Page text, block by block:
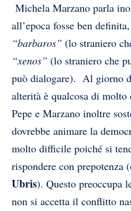
Michela Marzano parla
all’epoca fosse ben
“barbaros” (lo straniero
“xenos” (lo straniero che
può dialogare). Al giorno
alterità è qualcosa di
Pepe e Marzano inoltre
dovrebbe animare la
molto difficile poiché si
rispondere con prepotenza
Ubris). Questo preoccupa
non si accetta il conflitto